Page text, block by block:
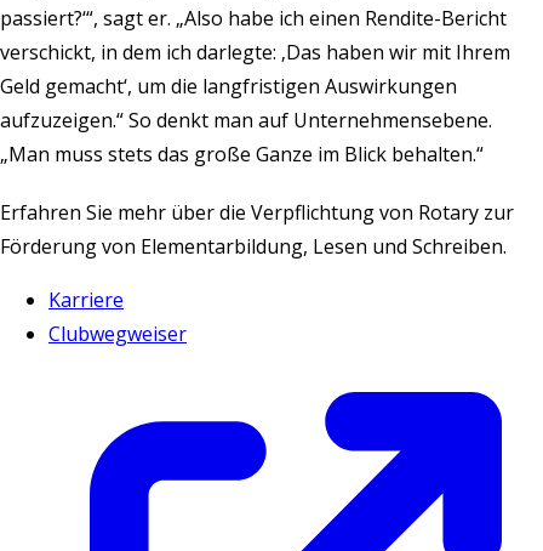
passiert?‘“, sagt er. „Also habe ich einen Rendite-Bericht
verschickt, in dem ich darlegte: ‚Das haben wir mit Ihrem
Geld gemacht‘, um die langfristigen Auswirkungen
aufzuzeigen.“ So denkt man auf Unternehmensebene.
„Man muss stets das große Ganze im Blick behalten.“
Erfahren Sie mehr über die Verpflichtung von Rotary zur
Förderung von Elementarbildung, Lesen und Schreiben.
Karriere
Clubwegweiser